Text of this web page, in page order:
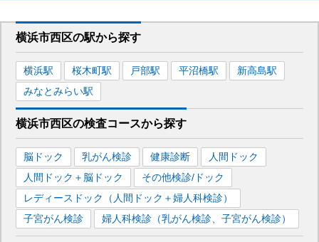
横浜市西区の駅から探す
横浜駅 桜木町駅 戸部駅 平沼橋駅 新高島駅
みなとみらい駅
横浜市西区の検査コースから探す
脳ドック 乳がん検診 健康診断
人間ドック
人間ドック＋脳ドック
その他検診/ドック
レディースドック（人間ドック＋婦人科検診）
子宮がん検診
婦人科検診（乳がん検診、子宮がん検診）